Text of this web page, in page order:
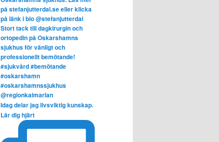
Idag delar jag livsviktig kunskap.
Lär dig hjärt